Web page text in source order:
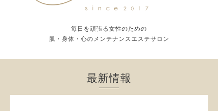
毎日を頑張る女性のための
肌・身体・心のメンテナンスエステサロン
最新情報